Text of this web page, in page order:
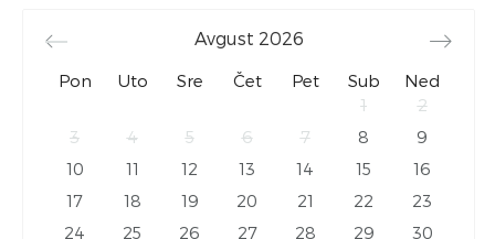
Avgust 2026
Pon Uto Sre Čet Pet Sub
Ned
1
2
3
4 5 6 7 8
9
10
11 12 13 14 15
16
17
18 19 20 21 22
23
24
25 26 27 28 29 30